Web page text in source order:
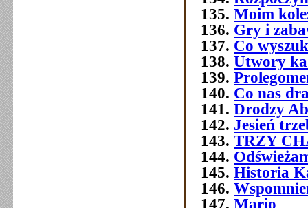
Moim
Gry i
Co
Utwory
Co nas
Drodzy
Jesień
TRZY
Historia
Mario